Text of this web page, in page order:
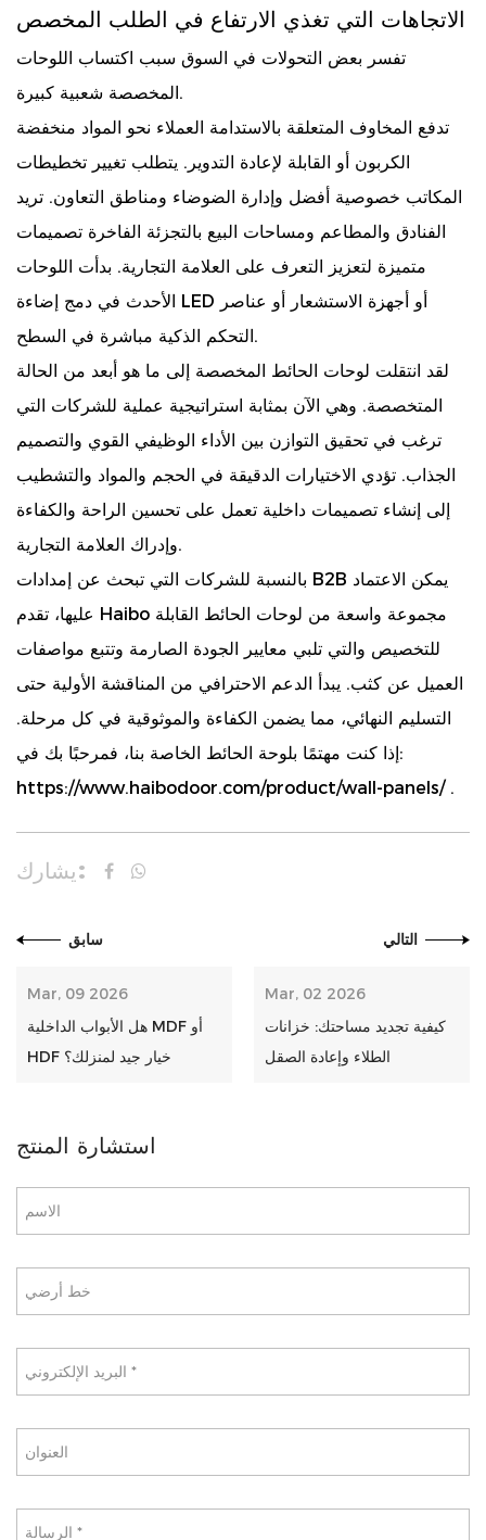
الاتجاهات التي تغذي الارتفاع في الطلب المخصص
تفسر بعض التحولات في السوق سبب اكتساب اللوحات
المخصصة شعبية كبيرة.
تدفع المخاوف المتعلقة بالاستدامة العملاء نحو المواد منخفضة
الكربون أو القابلة لإعادة التدوير. يتطلب تغيير تخطيطات
المكاتب خصوصية أفضل وإدارة الضوضاء ومناطق التعاون. تريد
الفنادق والمطاعم ومساحات البيع بالتجزئة الفاخرة تصميمات
متميزة لتعزيز التعرف على العلامة التجارية. بدأت اللوحات
الأحدث في دمج إضاءة LED أو أجهزة الاستشعار أو عناصر
التحكم الذكية مباشرة في السطح.
لقد انتقلت لوحات الحائط المخصصة إلى ما هو أبعد من الحالة
المتخصصة. وهي الآن بمثابة استراتيجية عملية للشركات التي
ترغب في تحقيق التوازن بين الأداء الوظيفي القوي والتصميم
الجذاب. تؤدي الاختيارات الدقيقة في الحجم والمواد والتشطيب
إلى إنشاء تصميمات داخلية تعمل على تحسين الراحة والكفاءة
وإدراك العلامة التجارية.
بالنسبة للشركات التي تبحث عن إمدادات B2B يمكن الاعتماد
عليها، تقدم Haibo مجموعة واسعة من لوحات الحائط القابلة
للتخصيص والتي تلبي معايير الجودة الصارمة وتتبع مواصفات
العميل عن كثب. يبدأ الدعم الاحترافي من المناقشة الأولية حتى
التسليم النهائي، مما يضمن الكفاءة والموثوقية في كل مرحلة.
إذا كنت مهتمًا بلوحة الحائط الخاصة بنا، فمرحبًا بك في:
https://www.haibodoor.com/product/wall-panels/ .
يشارك:
سابق
Mar, 09 2026
هل الأبواب الداخلية MDF أو
HDF خيار جيد لمنزلك؟
التالي
Mar, 02 2026
كيفية تجديد مساحتك: خزانات
الطلاء وإعادة الصقل
استشارة المنتج